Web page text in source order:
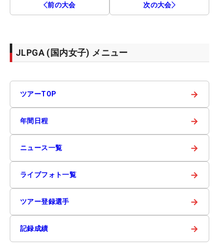
前の大会 次の大会
JLPGA (国内女子) メニュー
ツアーTOP →
年間日程 →
ニュース一覧 →
ライブフォト一覧 →
ツアー登録選手 →
記録成績 →